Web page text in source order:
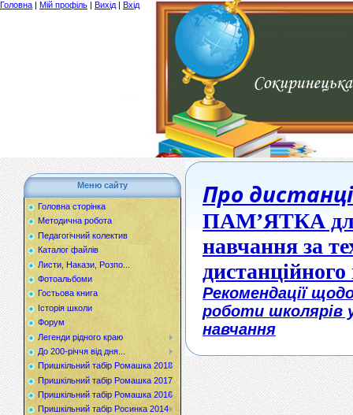
Головна | Мій профіль | Вихід | Вхід
Меню сайту
Головна сторінка
Методична робота
Педагогічний колектив
Каталог файлів
Листи, Накази, Розпо...
Фотоальбоми
Гостьова книга
Історія школи
Форум
Легенди рідного краю
До 200-річчя від дня...
Пришкільний табір Ромашка 2018
Пришкільний табір Ромашка 2017
Пришкільний табір Ромашка 2016
Пришкільний табір Росинка 2014
Про
ПАМ’ЯТКА
навчання за
Рекомендації
роботи школярів
навчання